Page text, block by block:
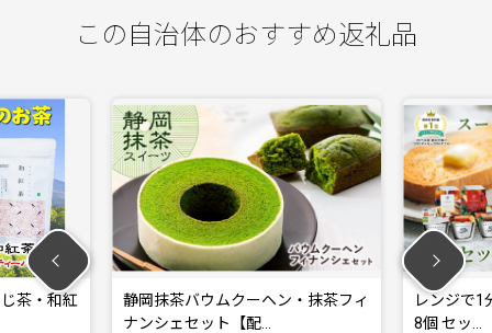
この自治体のおすすめ返礼品
抹茶バウムクーヘン・抹茶フィ
シェセット【配…
レンジで1分 野菜をMOTTO ス